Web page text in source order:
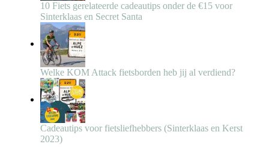
10 Fiets gerelateerde cadeautips onder de €15 voor
Sinterklaas en Secret Santa
Welke KOM Attack fietsborden heb jij al verdiend?
Cadeautips voor fietsliefhebbers (Sinterklaas en Kerst
2023)